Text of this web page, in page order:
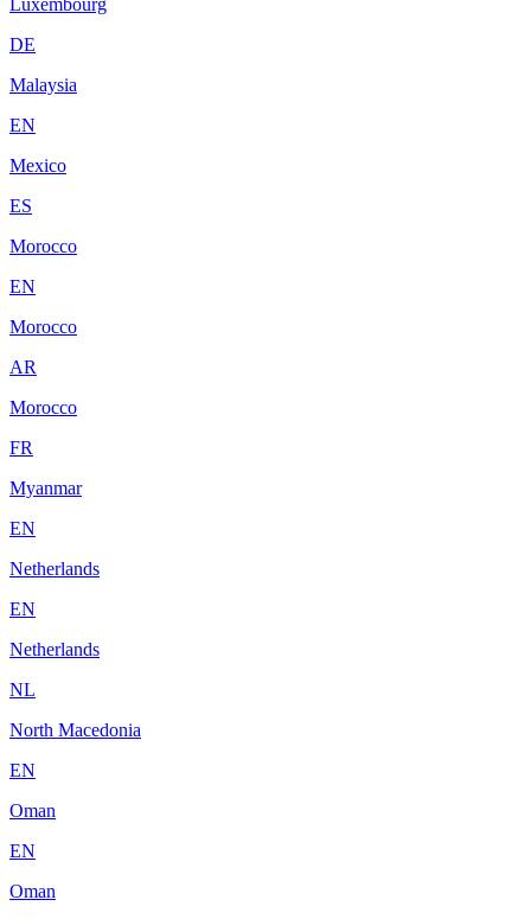
DE
Malaysia
EN
Mexico
ES
Morocco
EN
Morocco
AR
Morocco
FR
Myanmar
EN
Netherlands
EN
Netherlands
NL
North Macedonia
EN
Oman
EN
Oman